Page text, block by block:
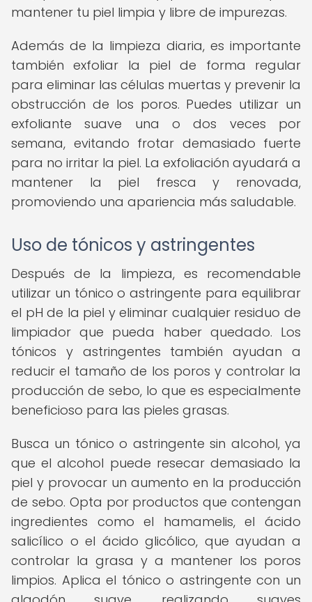
mantener tu piel limpia y libre de impurezas.
Además de la limpieza diaria, es importante
también exfoliar la piel de forma regular
para eliminar las células muertas y prevenir la
obstrucción de los poros. Puedes utilizar un
exfoliante suave una o dos veces por
semana, evitando frotar demasiado fuerte
para no irritar la piel. La exfoliación ayudará a
mantener la piel fresca y renovada,
promoviendo una apariencia más saludable.
Uso de tónicos y astringentes
Después de la limpieza, es recomendable
utilizar un tónico o astringente para equilibrar
el pH de la piel y eliminar cualquier residuo de
limpiador que pueda haber quedado. Los
tónicos y astringentes también ayudan a
reducir el tamaño de los poros y controlar la
producción de sebo, lo que es especialmente
beneficioso para las pieles grasas.
Busca un tónico o astringente sin alcohol, ya
que el alcohol puede resecar demasiado la
piel y provocar un aumento en la producción
de sebo. Opta por productos que contengan
ingredientes como el hamamelis, el ácido
salicílico o el ácido glicólico, que ayudan a
controlar la grasa y a mantener los poros
limpios. Aplica el tónico o astringente con un